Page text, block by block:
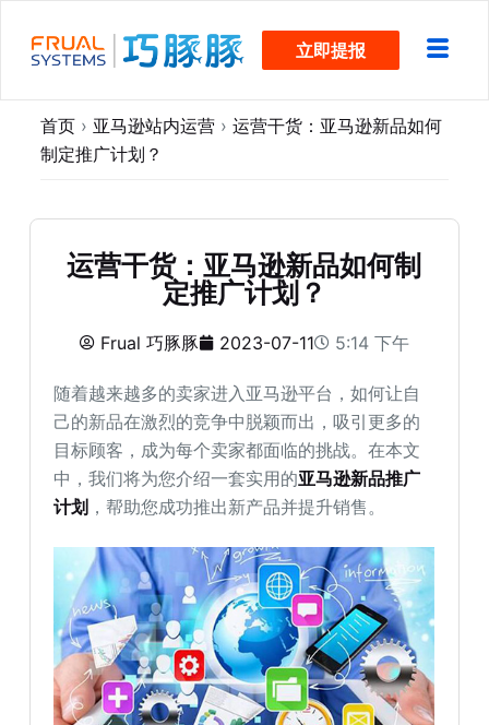
过
立即提报
首页 › 亚马逊站内运营 › 运营干货：亚马逊新品如何
制定推广计划？
运营干货：亚马逊新品如何制
定推广计划？
Frual 巧豚豚 2023-07-11 5:14 下午
随着越来越多的卖家进入亚马逊平台，如何让自
己的新品在激烈的竞争中脱颖而出，吸引更多的
目标顾客，成为每个卖家都面临的挑战。在本文
中，我们将为您介绍一套实用的亚马逊新品推广
计划 ，帮助您成功推出新产品并提升销售。